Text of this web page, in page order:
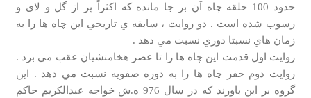
حدود 100 حلقه چاه آن بر جا مانده که اکثراً پر از گل و لای و
رسوب شده است . دو روايت ، سابقه ي تاريخي اين چاه ها را به
زمان هاي نسبتا دوري نسبت مي دهد .
روايت اول قدمت اين چاه ها را تا عصر هخامنشيان عقب مي برد .
روايت دوم حفر چاه ها را به دوره صفويه نسبت مي دهد . این
گروه بر این باورند که در سال 976 ه.ش خواجه عبدالكريم حاكم